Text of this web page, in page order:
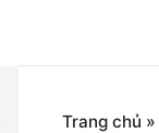
nội
Trang chủ »